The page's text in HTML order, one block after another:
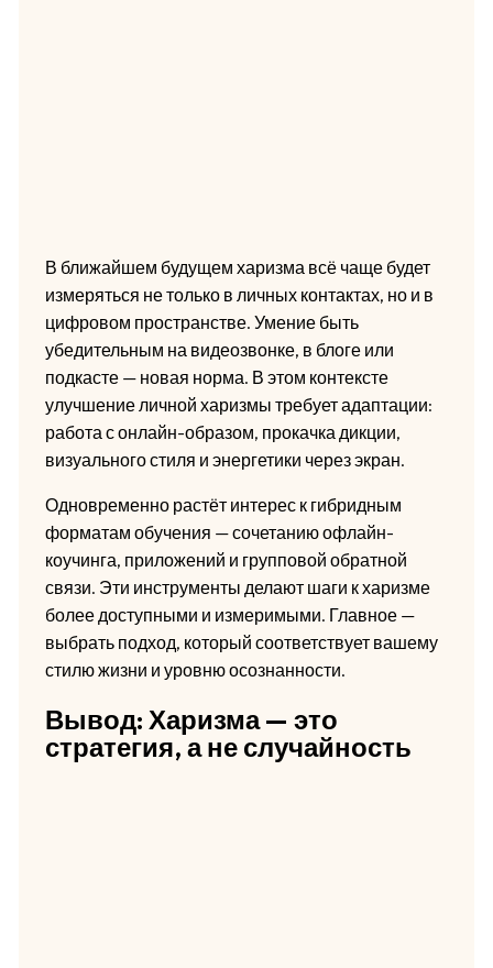
В ближайшем будущем харизма всё чаще будет
измеряться не только в личных контактах, но и в
цифровом пространстве. Умение быть
убедительным на видеозвонке, в блоге или
подкасте — новая норма. В этом контексте
улучшение личной харизмы требует адаптации:
работа с онлайн-образом, прокачка дикции,
визуального стиля и энергетики через экран.
Одновременно растёт интерес к гибридным
форматам обучения — сочетанию офлайн-
коучинга, приложений и групповой обратной
связи. Эти инструменты делают шаги к харизме
более доступными и измеримыми. Главное —
выбрать подход, который соответствует вашему
стилю жизни и уровню осознанности.
Вывод: Харизма — это
стратегия, а не случайность